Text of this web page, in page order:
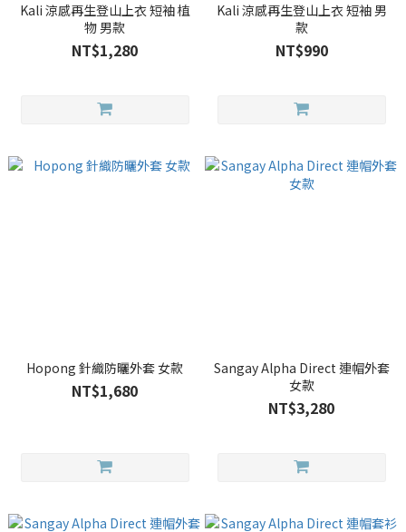
Kali 涼感再生登山上衣 短袖 植
物 男款
NT$1,280
Kali 涼感再生登山上衣 短袖 男
款
NT$990
Hopong 針織防曬外套 女款
NT$1,680
Sangay Alpha Direct 連帽外套
女款
NT$3,280